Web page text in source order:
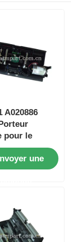
A020886
pour le
NMD
une